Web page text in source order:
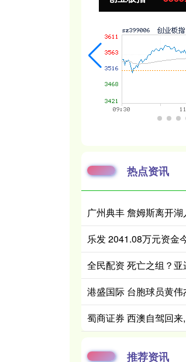
热点资讯
乐发 2041.08万元资金
推荐资讯